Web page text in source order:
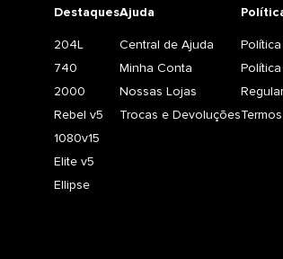
Destaques
204L
740
2000
Rebel v5
1080v15
Elite v5
Ellipse
Ajuda
Central de Ajuda
Minha Conta
Nossas Lojas
Trocas e Devoluções